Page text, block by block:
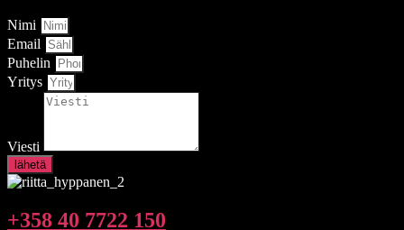
Nimi
Email
Puhelin
Yritys
Viesti
lähetä
+358 40 7722 150